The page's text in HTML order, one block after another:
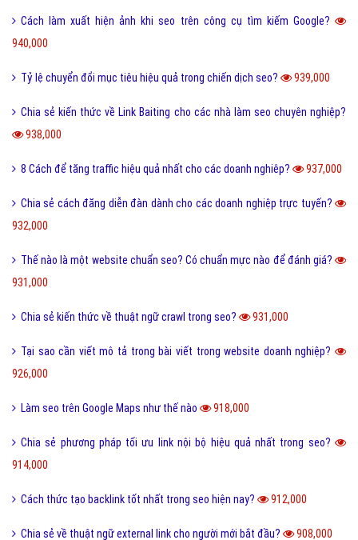
Cách làm xuất hiện ảnh khi seo trên công cụ tìm kiếm Google?
940,000
Tỷ lệ chuyển đổi mục tiêu hiệu quả trong chiến dịch seo? 939,000
Chia sẻ kiến thức về Link Baiting cho các nhà làm seo chuyên nghiệp?
938,000
8 Cách để tăng traffic hiệu quả nhất cho các doanh nghiêp? 937,000
Chia sẻ cách đăng diễn đàn dành cho các doanh nghiệp trực tuyến?
932,000
Thế nào là một website chuẩn seo? Có chuẩn mực nào để đánh giá?
931,000
Chia sẻ kiến thức về thuật ngữ crawl trong seo? 931,000
Tại sao cần viết mô tả trong bài viết trong website doanh nghiệp?
926,000
Làm seo trên Google Maps như thế nào 918,000
Chia sẻ phương pháp tối ưu link nội bộ hiệu quả nhất trong seo?
914,000
Cách thức tạo backlink tốt nhất trong seo hiện nay? 912,000
Chia sẻ về thuật ngữ external link cho người mới bắt đầu? 908,000